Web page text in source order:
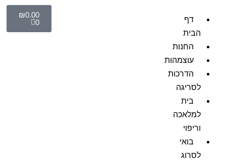
דף
הבית
החנות
עוצמהות
הדרכות
לסריגה
בית
למלאכה
וריפוי
בואי
לסרוג
₪0.00
0